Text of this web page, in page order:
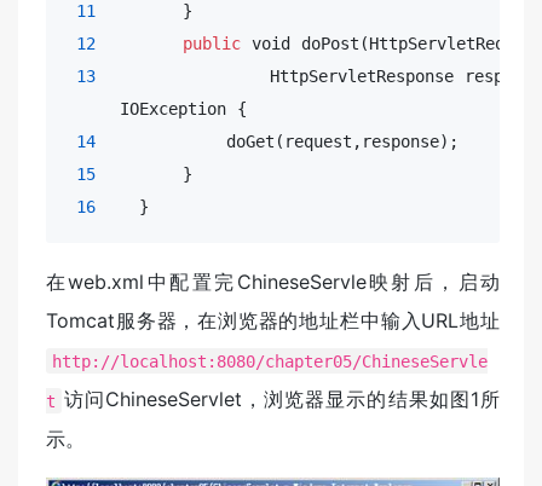
11
        }
12
public void
13
HttpServletResponse
     IOException {
14
            doGet(request,response);
15
        }
16
    }
在web.xml中配置完ChineseServle映射后，启动
Tomcat服务器，在浏览器的地址栏中输入URL地址
http://localhost:8080/chapter05/ChineseServle
t 访问ChineseServlet，浏览器显示的结果如图1所
示。